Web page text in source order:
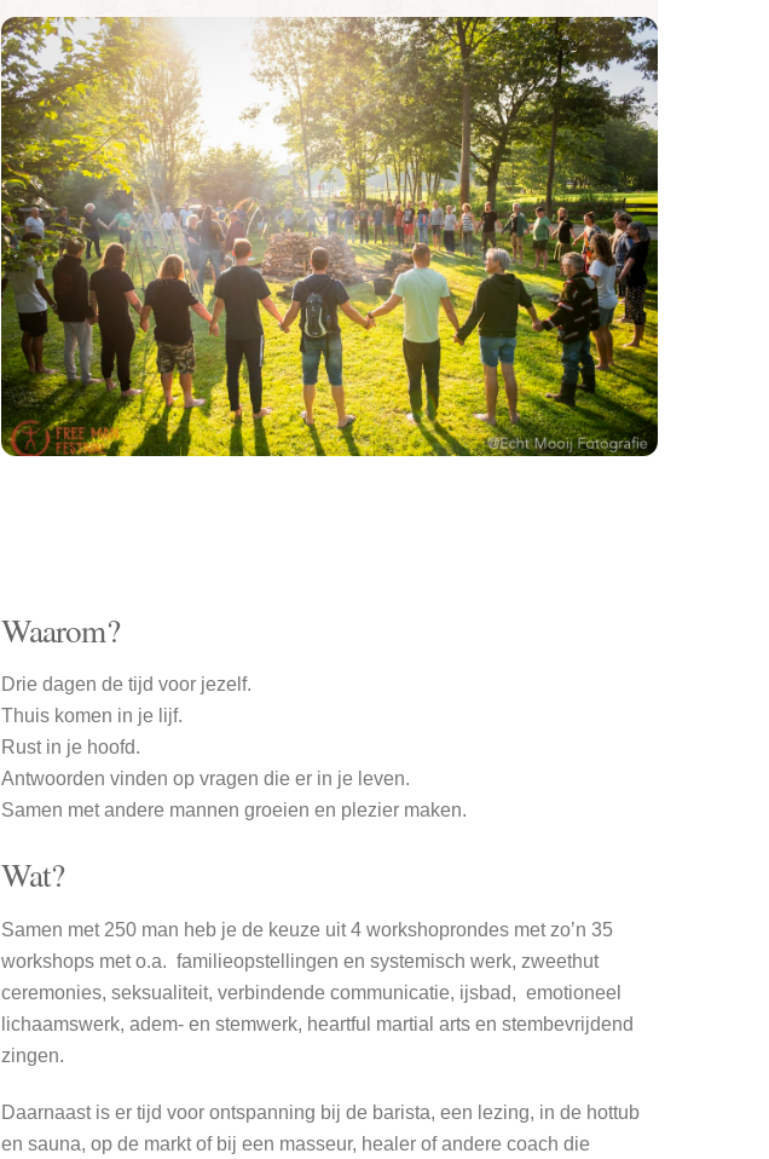
Waarom?
Drie dagen de tijd voor jezelf.
Thuis komen in je lijf.
Rust in je hoofd.
Antwoorden vinden op vragen die er in je leven.
Samen met andere mannen groeien en plezier maken.
Wat?
Samen met 250 man heb je de keuze uit 4 workshoprondes met zo’n 35
workshops met o.a. familieopstellingen en systemisch werk, zweethut
ceremonies, seksualiteit, verbindende communicatie, ijsbad, emotioneel
lichaamswerk, adem- en stemwerk, heartful martial arts en stembevrijdend
zingen.
Daarnaast is er tijd voor ontspanning bij de barista, een lezing, in de hottub
en sauna, op de markt of bij een masseur, healer of andere coach die